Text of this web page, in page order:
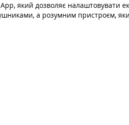
який дозволяє налаштовувати
а розумним пристроєм,